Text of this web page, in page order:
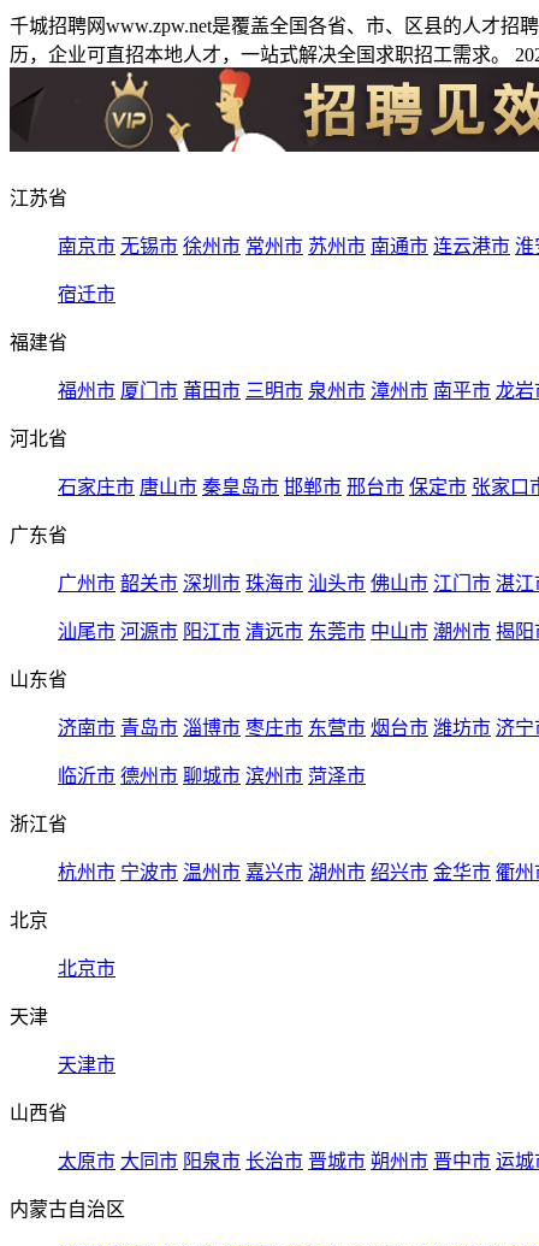
千城招聘网www.zpw.net是覆盖全国各省、市、区县的人才
历，企业可直招本地人才，一站式解决全国求职招工需求。
江苏省
南京市 无锡市 徐州市 常州市 苏州市 南通市 连云港市 淮
宿迁市
福建省
福州市 厦门市 莆田市 三明市 泉州市 漳州市 南平市 龙岩
河北省
石家庄市 唐山市 秦皇岛市 邯郸市 邢台市 保定市 张家口
广东省
广州市 韶关市 深圳市 珠海市 汕头市 佛山市 江门市 湛江
汕尾市 河源市 阳江市 清远市 东莞市 中山市 潮州市 揭阳
山东省
济南市 青岛市 淄博市 枣庄市 东营市 烟台市 潍坊市 济宁
临沂市 德州市 聊城市 滨州市 菏泽市
浙江省
杭州市 宁波市 温州市 嘉兴市 湖州市 绍兴市 金华市 衢州
北京
北京市
天津
天津市
山西省
太原市 大同市 阳泉市 长治市 晋城市 朔州市 晋中市 运城
内蒙古自治区